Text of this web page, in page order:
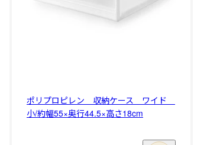
ポリプロピレン 収納ケース ワイド
小/約幅55×奥行44.5×高さ18cm